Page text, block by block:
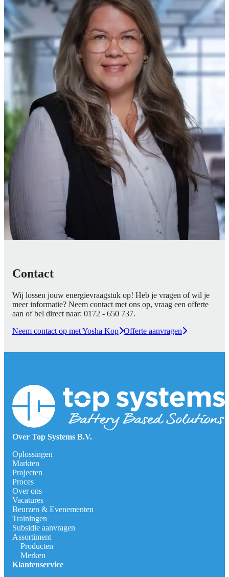
Contact
Wij lossen jouw energievraagstuk op! Heb je vragen of wil je
meer informatie? Neem contact met ons op, vraag een offerte
aan of bel direct naar: 0172 - 650 737.
Neem contact op met Yosha Kop Offerte aanvragen
Over Top Systems B.V.
Oplossingen
Markten
Projecten
Proces
Over ons
Vacatures
Beurzen & Evenementen
Trainingen
Subsidie aanvragen
Assortiment
Producten
Merken
Klantenservice